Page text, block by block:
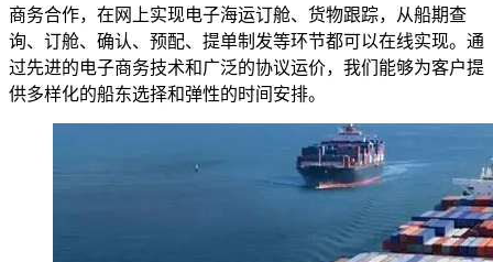
商务合作，在网上实现电子海运订舱、货物跟踪，从船期查
询、订舱、确认、预配、提单制发等环节都可以在线实现。通
过先进的电子商务技术和广泛的协议运价，我们能够为客户提
供多样化的船东选择和弹性的时间安排。